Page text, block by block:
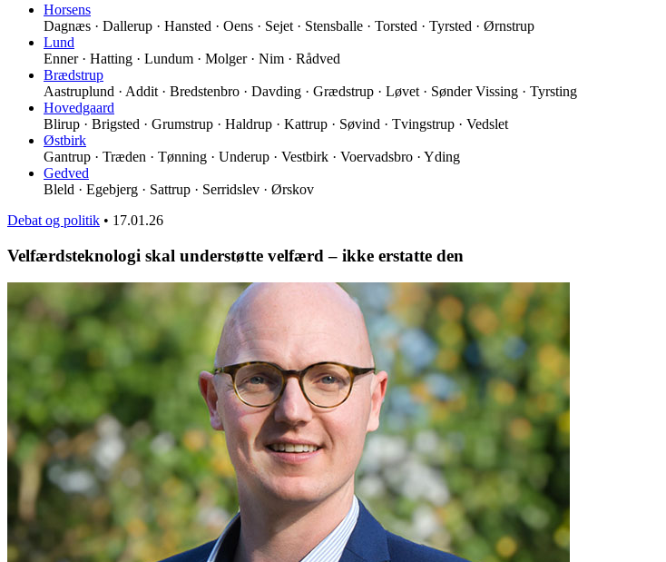
Horsens
Dagnæs · Dallerup · Hansted · Oens · Sejet · Stensballe · Torsted · Tyrsted · Ørnstrup
Lund
Enner · Hatting · Lundum · Molger · Nim · Rådved
Brædstrup
Aastruplund · Addit · Bredstenbro · Davding · Grædstrup · Løvet · Sønder Vissing · Tyrsting
Hovedgaard
Blirup · Brigsted · Grumstrup · Haldrup · Kattrup · Søvind · Tvingstrup · Vedslet
Østbirk
Gantrup · Træden · Tønning · Underup · Vestbirk · Voervadsbro · Yding
Gedved
Bleld · Egebjerg · Sattrup · Serridslev · Ørskov
Debat og politik • 17.01.26
Velfærdsteknologi skal understøtte velfærd – ikke erstatte den